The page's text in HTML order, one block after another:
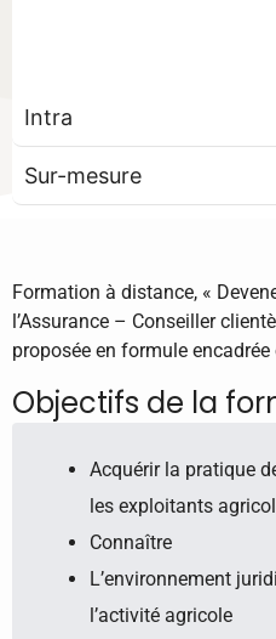
Intra
Sur-mesure
Formation à distance, «
l’Assurance – Conseiller
proposée en formule
Objectifs de la
Acquérir la pratique
les exploitants
Connaître
L’environnement
l’activité agricole